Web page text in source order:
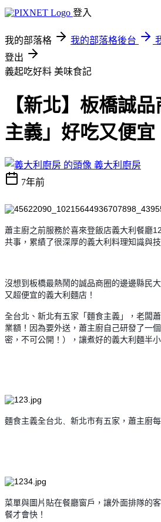
登入
我的部落格 我的部落格後台
登出
義起吃好料 美味食記
【新北】板橋誠
主義」好吃又便宜
義大利廚房
7年前
蕭主廚之前服務於喜來登飯店義大利餐廳12
共事，累績了很深厚的義大利料理知識與
沒想到板橋最熱鬧的誠品商圈的邊邊縣民
又超便宜的義大利麵店！
全台北、新北有五家「麵食主義」，老闆
業額！因為要外送， 蕭主廚自己研發了一
密， 不可公開！），讓煮好的義大利麵半
麵食主義全台北 新北市有五家 ， 蕭主廚
菜單與圖片貼在餐廳窗戶，讓外面排隊的
餐才會快！